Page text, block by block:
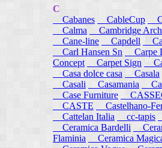
C
Cabanes
CableCup
Calma
Cambridge
Cane-line
Capdell
Carl Hansen Sn
Carpe
Concept
Carpet Sign
Casa dolce casa
Casala
Casali
Casamania
Case Furniture
CASTE
Castelhano-
Cattelan Italia
cc-tapis
Ceramica Bardelli
Flaminia
Ceramica